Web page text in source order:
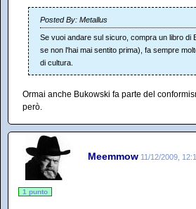
Posted By: Metallus
Se vuoi andare sul sicuro, compra un libro di
se non l'hai mai sentito prima), fa sempre
di cultura.
Ormai anche Bukowski fa parte del
però.
Meemmow 11/12/2009,
1 punto